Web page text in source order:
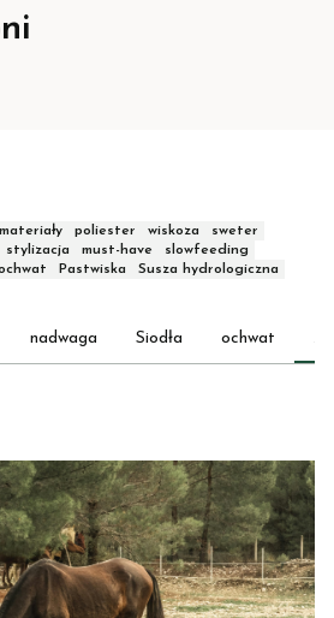
poliester wiskoza
sweter
stylizacja must-have
slowfeeding
Pastwiska Susza hydrologiczna
nadwaga Siodła ochwat